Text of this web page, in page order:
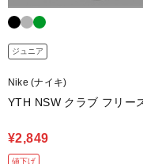
ジュニア
Nike (ナイキ)
YTH NSW クラブ フリー
¥2,849
値下げ